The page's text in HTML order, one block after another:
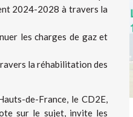
2024-2028 à travers la
les charges de gaz et
la réhabilitation des
de-France, le CD2E,
sur le sujet, invite les